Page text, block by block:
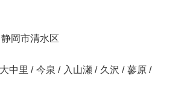
静岡市清水区
大中里 / 今泉 / 入山瀬 / 久沢 / 蓼原 /